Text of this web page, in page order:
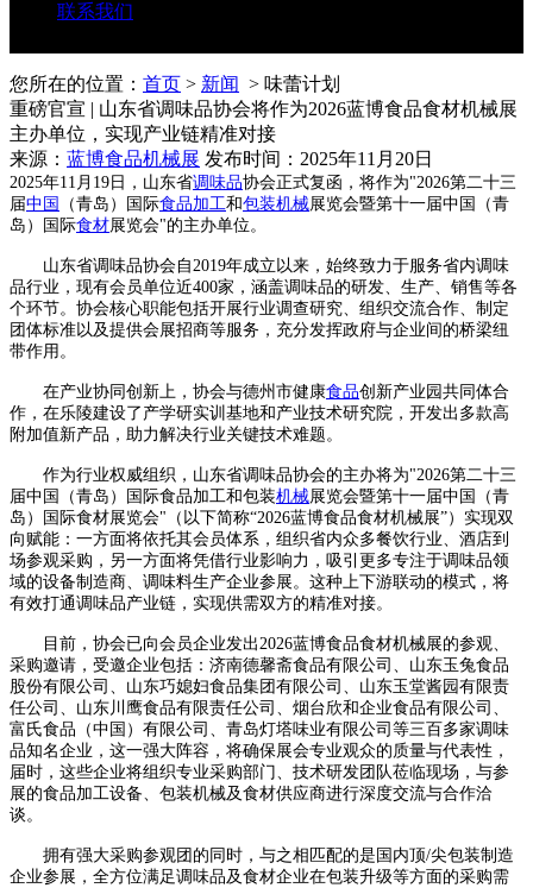
联系我们
您所在的位置： 首页 > 新闻 > 味蕾计划
重磅官宣 | 山东省调味品协会将作为2026蓝博食品食材机械展
主办单位，实现产业链精准对接
来源： 蓝博食品机械展 发布时间：2025年11月20日
2025年11月19日，山东省调味品协会正式复函，将作为"2026第二十三
届中国 （青岛）国际食品加工和包装机械展览会暨第十一届中国（青
岛）国际食材展览会"的主办单位。
山东省调味品协会自2019年成立以来，始终致力于服务省内调味
品行业，现有会员单位近400家，涵盖调味品的研发、生产、销售等各
个环节。协会核心职能包括开展行业调查研究、组织交流合作、制定
团体标准以及提供会展招商等服务，充分发挥政府与企业间的桥梁纽
带作用。
在产业协同创新上，协会与德州市健康食品创新产业园共同体合
作，在乐陵建设了产学研实训基地和产业技术研究院，开发出多款高
附加值新产品，助力解决行业关键技术难题。
作为行业权威组织，山东省调味品协会的主办将为"2026第二十三
届中国（青岛）国际食品加工和包装机械展览会暨第十一届中国（青
岛）国际食材展览会"（以下简称“2026蓝博食品食材机械展”）实现双
向赋能：一方面将依托其会员体系，组织省内众多餐饮行业、酒店到
场参观采购，另一方面将凭借行业影响力，吸引更多专注于调味品领
域的设备制造商、调味料生产企业参展。这种上下游联动的模式，将
有效打通调味品产业链，实现供需双方的精准对接。
目前，协会已向会员企业发出2026蓝博食品食材机械展的参观、
采购邀请，受邀企业包括：济南德馨斋食品有限公司、山东玉兔食品
股份有限公司、山东巧媳妇食品集团有限公司、山东玉堂酱园有限责
任公司、山东川鹰食品有限责任公司、烟台欣和企业食品有限公司、
富氏食品（中国）有限公司、青岛灯塔味业有限公司等三百多家调味
品知名企业，这一强大阵容，将确保展会专业观众的质量与代表性，
届时，这些企业将组织专业采购部门、技术研发团队莅临现场，与参
展的食品加工设备、包装机械及食材供应商进行深度交流与合作洽
谈。
拥有强大采购参观团的同时，与之相匹配的是国内顶/尖包装制造
企业参展，全方位满足调味品及食材企业在包装升级等方面的采购需